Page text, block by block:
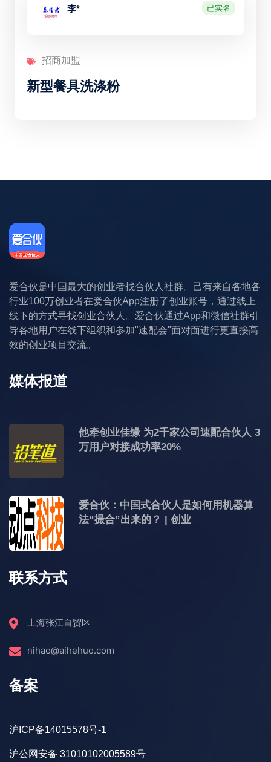
李* 已实名
招商加盟
新型餐具洗涤粉
爱合伙是中国最大的创业者找合伙人社群。己有来自各地各
行业100万创业者在爱合伙App注册了创业账号，通过线上
线下的方式寻找创业合伙人。爱合伙通过App和微信社群引
导各地用户在线下组织和参加"速配会"面对面进行更直接高
效的创业项目交流。
媒体报道
他牵创业佳缘 为2千家公司速配合伙人 3
万用户对接成功率20%
爱合伙：中国式合伙人是如何用机器算
法“撮合”出来的？ | 创业
联系方式
上海张江自贸区
nihao@aihehuo.com
备案
沪ICP备14015578号-1
沪公网安备 31010102005589号